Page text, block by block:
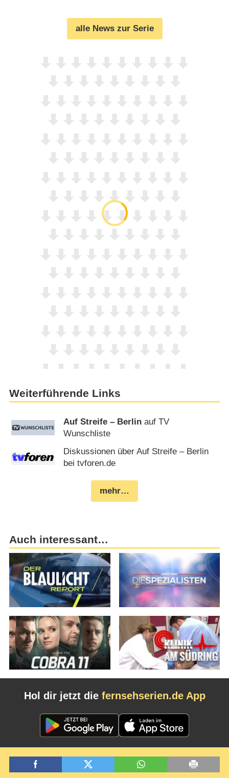
alle News zur Serie
Weiterführende Links
Auf Streife – Berlin auf TV
Wunschliste
Diskussionen über Auf Streife – Berlin
bei tvforen.de
mehr…
Auch interessant…
Hol dir jetzt die fernsehserien.de App